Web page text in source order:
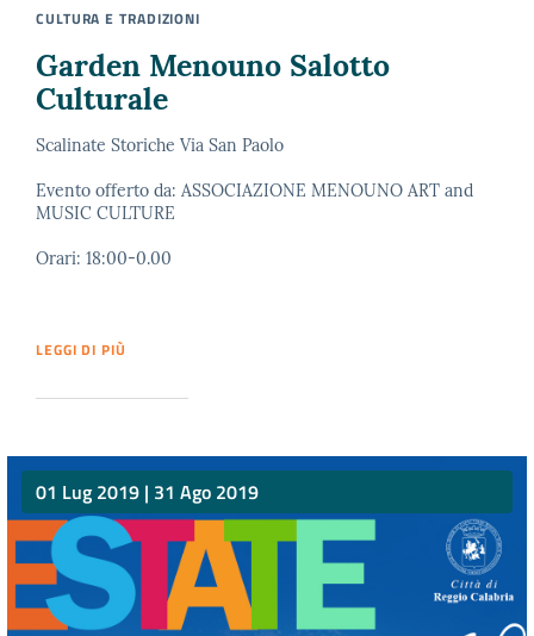
CULTURA E TRADIZIONI
Garden Menouno Salotto
Culturale
Scalinate Storiche Via San Paolo
Evento offerto da: ASSOCIAZIONE MENOUNO ART and
MUSIC CULTURE
Orari: 18:00-0.00
LEGGI DI PIÙ
01 Lug 2019 | 31 Ago 2019